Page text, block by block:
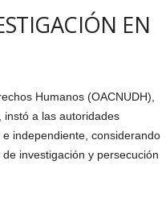
EN
Humanos (OACNUDH),
a las autoridades
independiente, considerando
investigación y persecución